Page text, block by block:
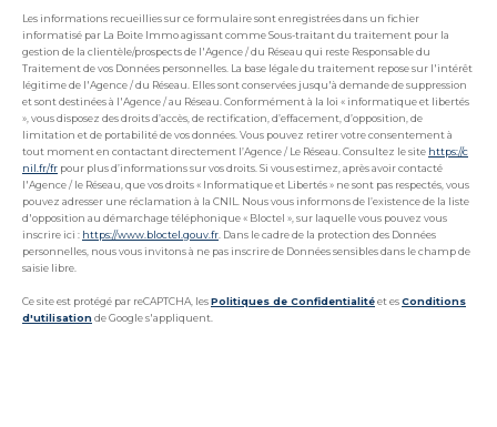
Les informations recueillies sur ce formulaire sont enregistrées dans un fichier
informatisé par La Boite Immo agissant comme Sous-traitant du traitement pour la
gestion de la clientèle/prospects de l'Agence / du Réseau qui reste Responsable du
Traitement de vos Données personnelles. La base légale du traitement repose sur l'intérêt
légitime de l'Agence / du Réseau. Elles sont conservées jusqu'à demande de suppression
et sont destinées à l'Agence / au Réseau. Conformément à la loi « informatique et libertés
», vous disposez des droits d’accès, de rectification, d’effacement, d’opposition, de
limitation et de portabilité de vos données. Vous pouvez retirer votre consentement à
tout moment en contactant directement l’Agence / Le Réseau. Consultez le site https://c
nil.fr/fr pour plus d’informations sur vos droits. Si vous estimez, après avoir contacté
l'Agence / le Réseau, que vos droits « Informatique et Libertés » ne sont pas respectés, vous
pouvez adresser une réclamation à la CNIL. Nous vous informons de l’existence de la liste
d'opposition au démarchage téléphonique « Bloctel », sur laquelle vous pouvez vous
inscrire ici : https://www.bloctel.gouv.fr. Dans le cadre de la protection des Données
personnelles, nous vous invitons à ne pas inscrire de Données sensibles dans le champ de
saisie libre.
Ce site est protégé par reCAPTCHA, lesPolitiques de Confidentialitéet esConditions
d'utilisationde Google s'appliquent.